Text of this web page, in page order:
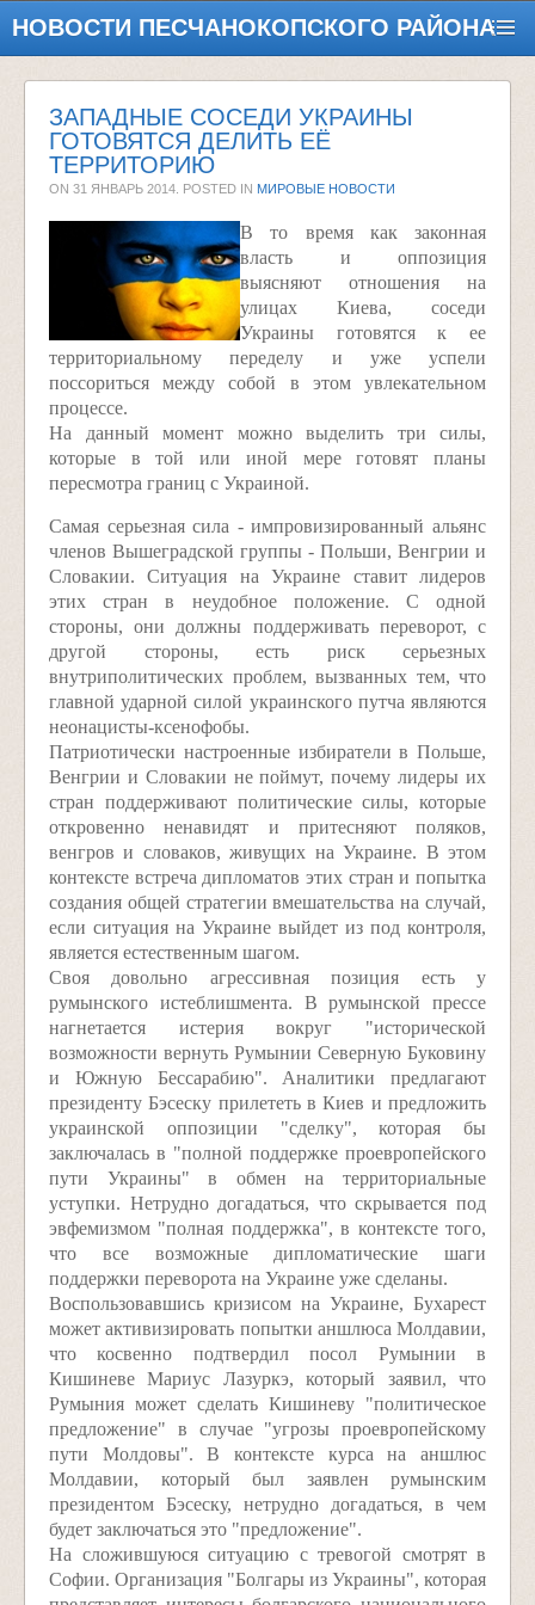
НОВОСТИ ПЕСЧАНОКОПСКОГО РАЙОНА
ЗАПАДНЫЕ СОСЕДИ УКРАИНЫ
ГОТОВЯТСЯ ДЕЛИТЬ ЕЁ
ТЕРРИТОРИЮ
ON 31 ЯНВАРЬ 2014 . POSTED IN МИРОВЫЕ НОВОСТИ
В то время как законная
власть и оппозиция
выясняют отношения на
улицах Киева, соседи
Украины готовятся к ее
территориальному переделу и уже успели
поссориться между собой в этом увлекательном
процессе.
На данный момент можно выделить три силы,
которые в той или иной мере готовят планы
пересмотра границ с Украиной.
Самая серьезная сила - импровизированный альянс
членов Вышеградской группы - Польши, Венгрии и
Словакии. Ситуация на Украине ставит лидеров
этих стран в неудобное положение. С одной
стороны, они должны поддерживать переворот, с
другой стороны, есть риск серьезных
внутриполитических проблем, вызванных тем, что
главной ударной силой украинского путча являются
неонацисты-ксенофобы.
Патриотически настроенные избиратели в Польше,
Венгрии и Словакии не поймут, почему лидеры их
стран поддерживают политические силы, которые
откровенно ненавидят и притесняют поляков,
венгров и словаков, живущих на Украине. В этом
контексте встреча дипломатов этих стран и попытка
создания общей стратегии вмешательства на случай,
если ситуация на Украине выйдет из под контроля,
является естественным шагом.
Своя довольно агрессивная позиция есть у
румынского истеблишмента. В румынской прессе
нагнетается истерия вокруг "исторической
возможности вернуть Румынии Северную Буковину
и Южную Бессарабию". Аналитики предлагают
президенту Бэсеску прилететь в Киев и предложить
украинской оппозиции "сделку", которая бы
заключалась в "полной поддержке проевропейского
пути Украины" в обмен на территориальные
уступки. Нетрудно догадаться, что скрывается под
эвфемизмом "полная поддержка", в контексте того,
что все возможные дипломатические шаги
поддержки переворота на Украине уже сделаны.
Воспользовавшись кризисом на Украине, Бухарест
может активизировать попытки аншлюса Молдавии,
что косвенно подтвердил посол Румынии в
Кишиневе Мариус Лазуркэ, который заявил, что
Румыния может сделать Кишиневу "политическое
предложение" в случае "угрозы проевропейскому
пути Молдовы". В контексте курса на аншлюс
Молдавии, который был заявлен румынским
президентом Бэсеску, нетрудно догадаться, в чем
будет заключаться это "предложение".
На сложившуюся ситуацию с тревогой смотрят в
Софии. Организация "Болгары из Украины", которая